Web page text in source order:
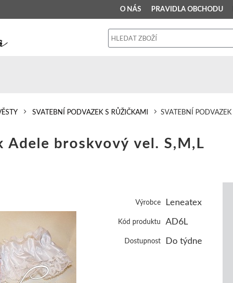
O NÁS PRAVIDLA OBCHODU
PRAVIDLA OBCHODU
SVATEBNÍ PODVAZEK S RŮŽIČKAMI SVATEBNÍ
Adele broskvový vel. S,M,L
Výrobce Leneatex
Kód produktu AD6L
Dostupnost Do týdne